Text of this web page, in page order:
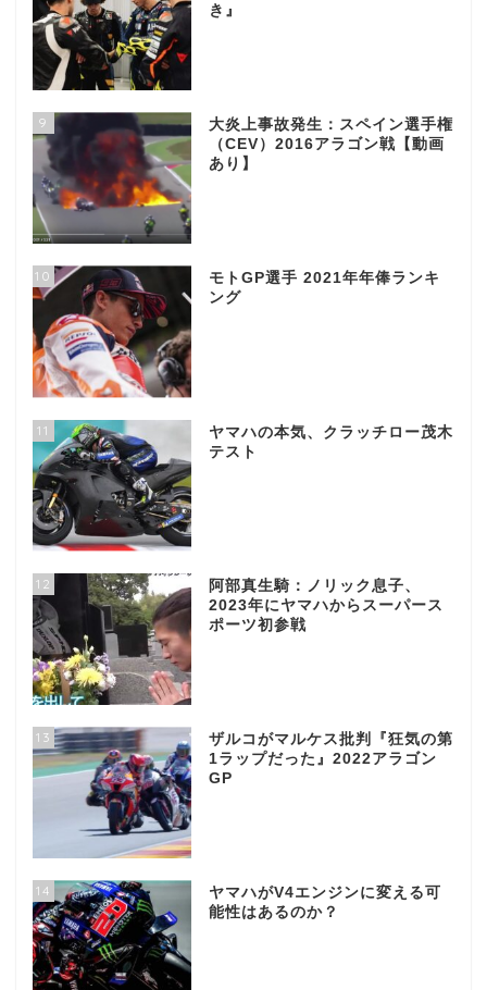
き』
9
大炎上事故発生：スペイン選手権
（CEV）2016アラゴン戦【動画
あり】
10
モトGP選手 2021年年俸ランキ
ング
11
ヤマハの本気、クラッチロー茂木
テスト
12
阿部真生騎：ノリック息子、
2023年にヤマハからスーパース
ポーツ初参戦
13
ザルコがマルケス批判『狂気の第
1ラップだった』2022アラゴン
GP
14
ヤマハがV4エンジンに変える可
能性はあるのか？